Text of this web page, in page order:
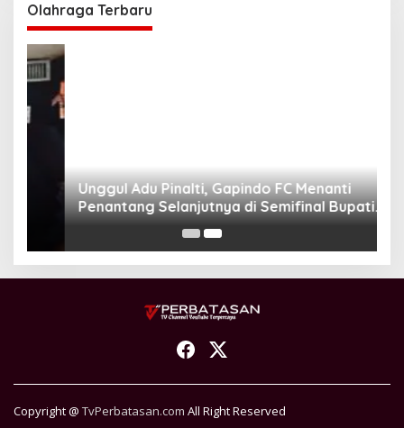
Olahraga Terbaru
Unggul Adu Pinalti, Gapindo FC Menanti
Penantang Selanjutnya di Semifinal Bupati
Cup 2024
Copyright @ TvPerbatasan.com All Right Reserved